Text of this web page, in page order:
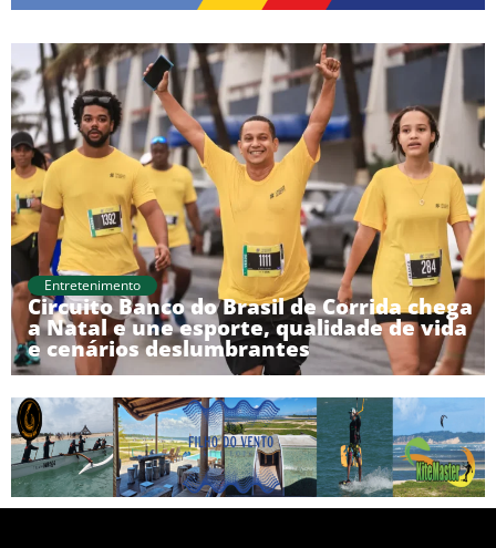
Entretenimento
Circuito Banco do Brasil de Corrida chega
a Natal e une esporte, qualidade de vida
e cenários deslumbrantes